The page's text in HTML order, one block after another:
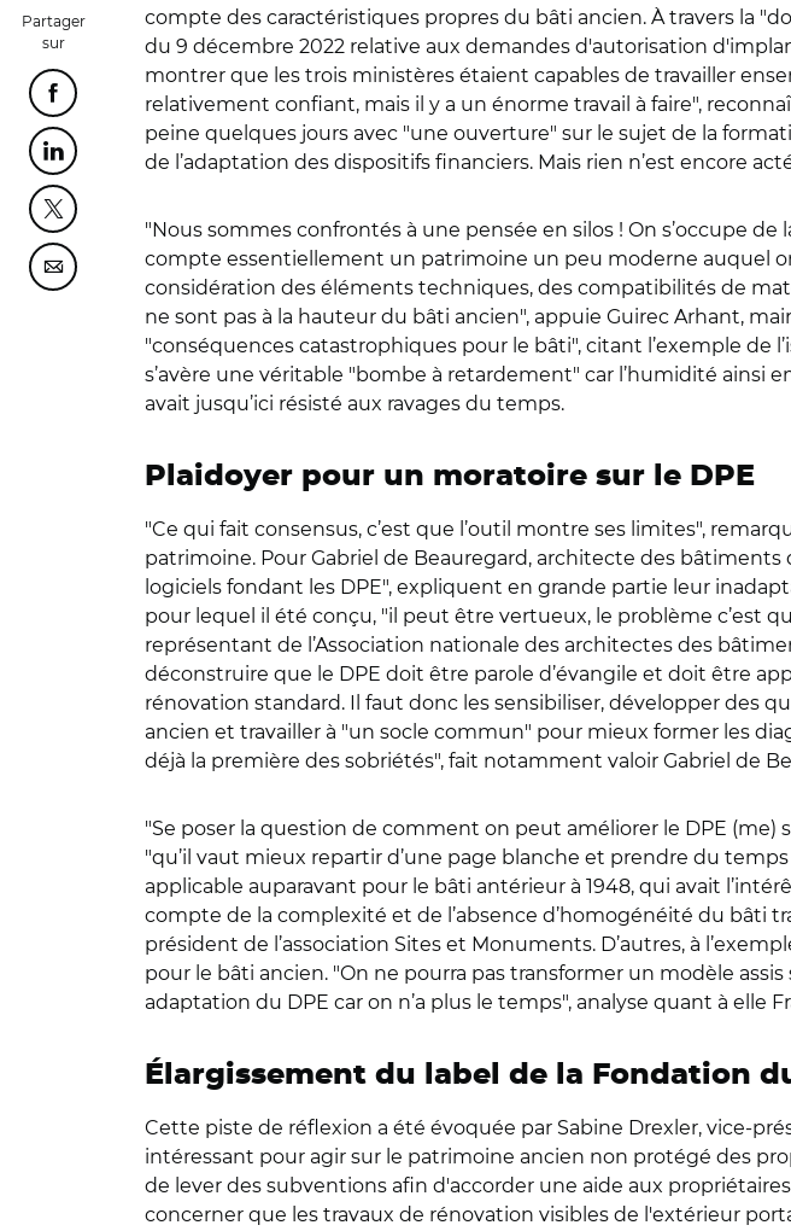
Partager
sur
Partager cette page sur Facebook
Partager cette page sur Linkedin
Partager cette page sur Twitter
Partager cette page sur Courriel
compte des caractéristiques propres du bâti ancien. À travers la
du 9 décembre 2022 relative aux demandes d'autorisation
montrer que les trois ministères étaient capables de travailler
relativement confiant, mais il y a un énorme travail à faire",
peine quelques jours avec "une ouverture" sur le sujet de la
de l’adaptation des dispositifs financiers. Mais rien n’est encore
"Nous sommes confrontés à une pensée en silos ! On s’occupe
compte essentiellement un patrimoine un peu moderne auquel
considération des éléments techniques, des compatibilités de
ne sont pas à la hauteur du bâti ancien", appuie Guirec Arhant,
"conséquences catastrophiques pour le bâti", citant l’exemple de
s’avère une véritable "bombe à retardement" car l’humidité
avait jusqu’ici résisté aux ravages du temps.
Plaidoyer pour un moratoire sur le DPE
"Ce qui fait consensus, c’est que l’outil montre ses limites",
patrimoine. Pour Gabriel de Beauregard, architecte des bâtiments
logiciels fondant les DPE", expliquent en grande partie leur
pour lequel il été conçu, "il peut être vertueux, le problème c’est
représentant de l’Association nationale des architectes des
déconstruire que le DPE doit être parole d’évangile et doit être
rénovation standard. Il faut donc les sensibiliser, développer des
ancien et travailler à "un socle commun" pour mieux former les
déjà la première des sobriétés", fait notamment valoir Gabriel de
"Se poser la question de comment on peut améliorer le DPE
"qu’il vaut mieux repartir d’une page blanche et prendre du
applicable auparavant pour le bâti antérieur à 1948, qui avait
compte de la complexité et de l’absence d’homogénéité du bâti
président de l’association Sites et Monuments. D’autres, à
pour le bâti ancien. "On ne pourra pas transformer un modèle
adaptation du DPE car on n’a plus le temps", analyse quant à elle
Élargissement du label de la Fondation
Cette piste de réflexion a été évoquée par Sabine Drexler, vice-
intéressant pour agir sur le patrimoine ancien non protégé des
de lever des subventions afin d'accorder une aide aux
concerner que les travaux de rénovation visibles de l'extérieur